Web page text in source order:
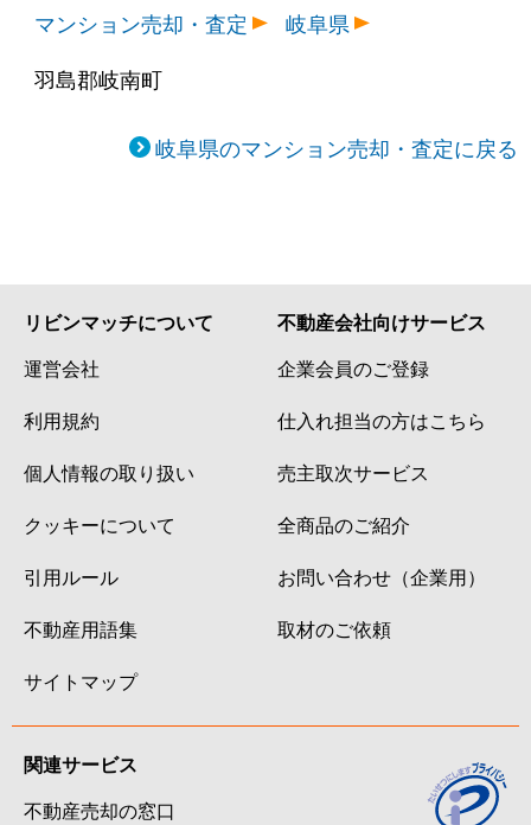
マンション売却・査定
岐阜県
羽島郡岐南町
岐阜県のマンション売却・査定に戻る
リビンマッチについて
運営会社
利用規約
個人情報の取り扱い
クッキーについて
引用ルール
不動産用語集
サイトマップ
不動産会社向けサービス
企業会員のご登録
仕入れ担当の方はこちら
売主取次サービス
全商品のご紹介
お問い合わせ（企業用）
取材のご依頼
関連サービス
不動産売却の窓口